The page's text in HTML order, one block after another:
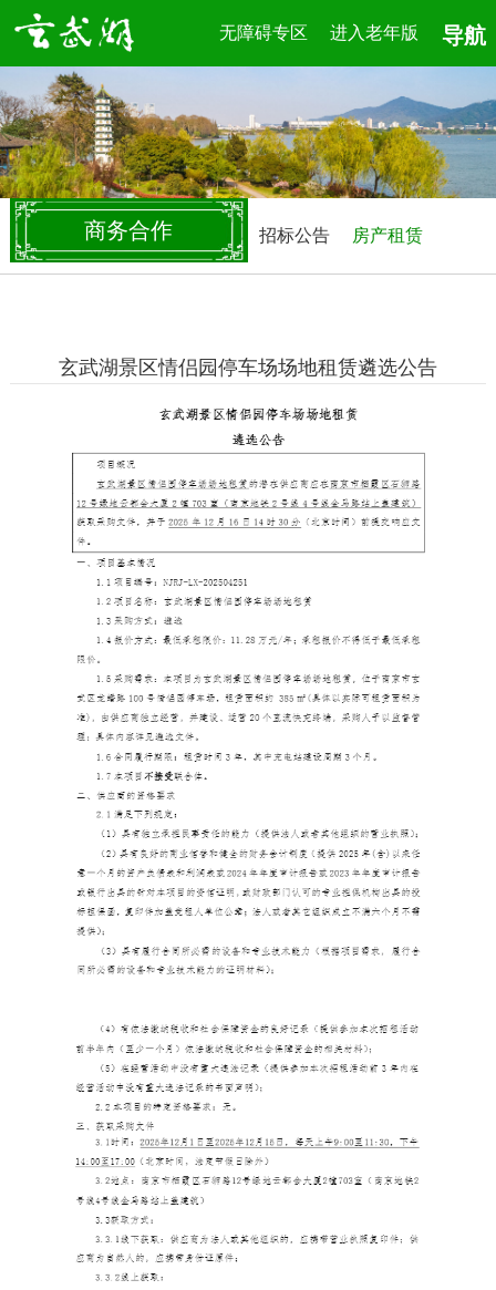
无障碍专区 进入老年版 导航
商务合作 招标公告 房产租赁
玄武湖景区情侣园停车场场地租赁遴选公告